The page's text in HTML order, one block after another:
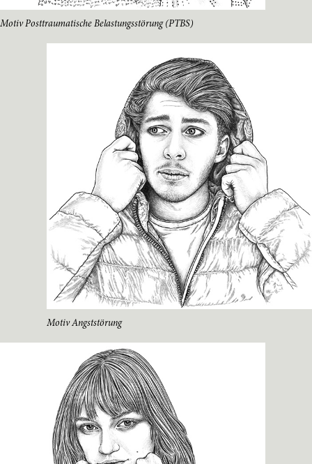
Motiv Posttraumatische Belastungsstörung (PTBS)
Motiv Angststörung